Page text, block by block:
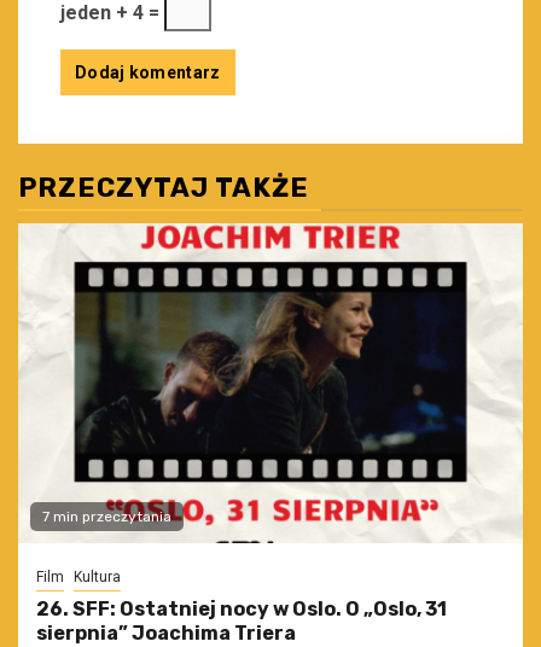
jeden + 4 =
PRZECZYTAJ TAKŻE
7 min przeczytania
Film Kultura
26. SFF: Ostatniej nocy w Oslo. O „Oslo, 31
sierpnia” Joachima Triera